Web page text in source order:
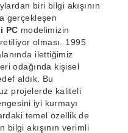
biri bilgi akışının
gerçekleşen
PC modelimizin
olması. 1995
ilettiğimiz
odağında kişisel
aldık. Bu
projelerde kaliteli
iyi kurmayı
temel özellik de
bilgi akışının verimli